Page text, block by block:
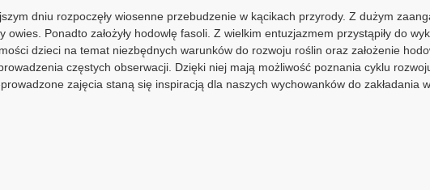
dniu rozpoczęły wiosenne przebudzenie w kącikach przyrody. Z dużym
owies. Ponadto założyły hodowlę fasoli. Z wielkim entuzjazmem przystąpiły do
dzieci na temat niezbędnych warunków do rozwoju roślin oraz założenie
częstych obserwacji. Dzięki niej mają możliwość poznania cyklu
zajęcia staną się inspiracją dla naszych wychowanków do zakładania